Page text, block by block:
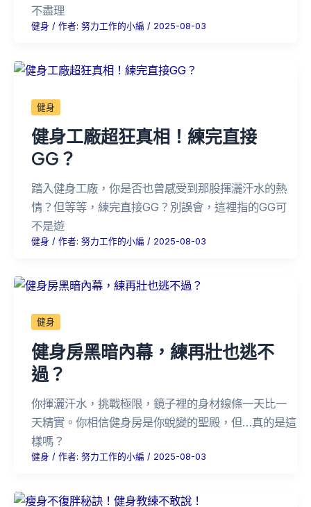
不盡理
健身 / 作者: 努力工作的小編 / 2025-08-03
健身
健身工廠超狂真相！練完直接
GG？
踏入健身工廠，你是否也曾感受到那股揮灑汗水的熱
情？但等等，練完直接GG？別誤會，這裡指的GG可
不是遊
健身 / 作者: 努力工作的小編 / 2025-08-03
健身
健身房黑暗內幕，練再壯也逃不
過？
你揮灑汗水，挑戰極限，鏡子裡的身材線條一天比一
天精實。你相信健身房是你蛻變的聖殿，但…真的是這
樣嗎？
健身 / 作者: 努力工作的小編 / 2025-08-03